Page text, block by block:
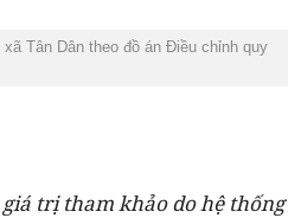
Tân Dân theo đồ án Điều chỉnh quy
trị tham khảo do hệ thống